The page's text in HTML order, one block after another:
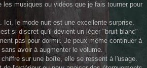
musiques ou vidéos que je fais tourner pour
le mode nuit est une excellente surprise.
si discret qu'il devient un léger "bruit blanc"
pas pour dormir. Je peux même continuer à
avoir à augmenter le volume.
sur une boîte, elle se ressent à l'usage.